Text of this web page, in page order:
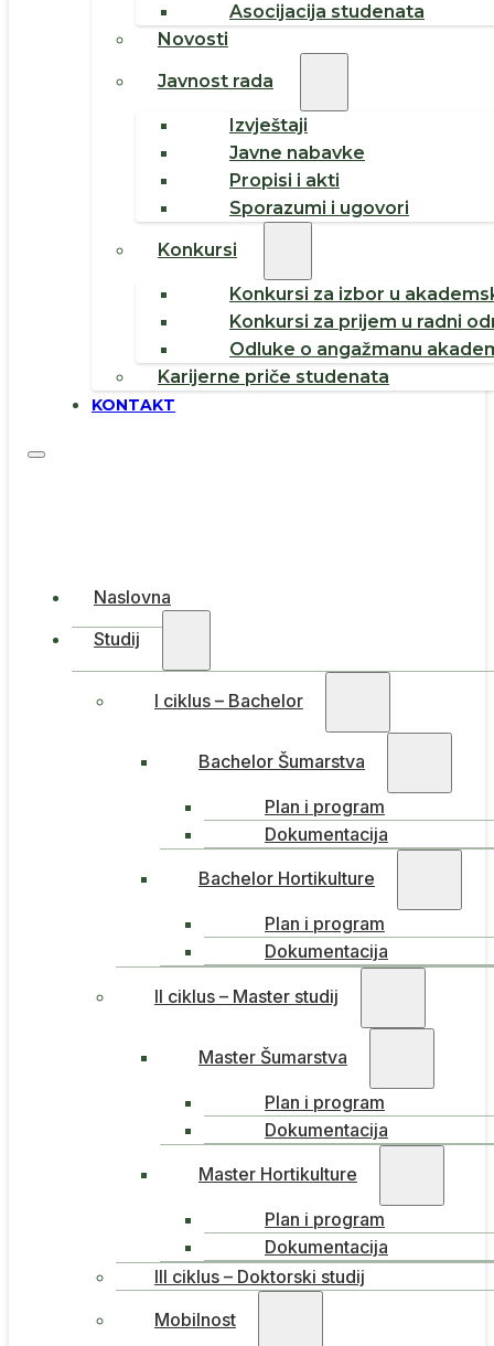
Asocijacija studenata
Novosti
Javnost rada
Izvještaji
Javne nabavke
Propisi i akti
Sporazumi i ugovori
Konkursi
Konkursi za izbor u
Konkursi za prijem u radni
Odluke o angažmanu
Karijerne priče studenata
KONTAKT
Naslovna
Studij
I ciklus – Bachelor
Bachelor Šumarstva
Plan i program
Dokumentacija
Bachelor Hortikulture
Plan i program
Dokumentacija
II ciklus – Master studij
Master Šumarstva
Plan i program
Dokumentacija
Master Hortikulture
Plan i program
Dokumentacija
III ciklus – Doktorski studij
Mobilnost